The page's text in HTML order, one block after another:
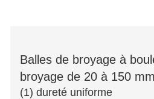
Balles de broyage à
broyage de 20 à 150 mm
(1) dureté uniforme